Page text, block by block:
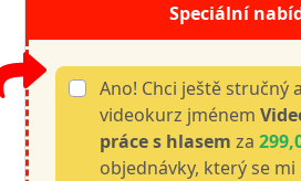
Speciální
Ano! Chci ještě stručný
videokurz jménem
práce s hlasem za
objednávky, který se